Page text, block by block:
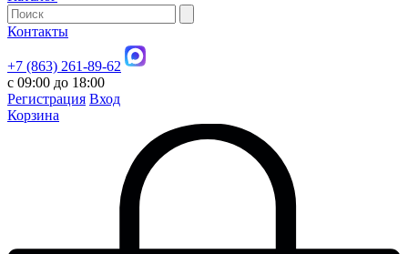
Контакты
+7 (863) 261-89-62
с 09:00 до 18:00
Регистрация Вход
Корзина